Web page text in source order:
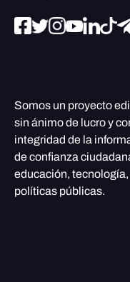
Somos un proyecto
sin ánimo de lucro y
integridad de la
de confianza
educación,
políticas públicas.